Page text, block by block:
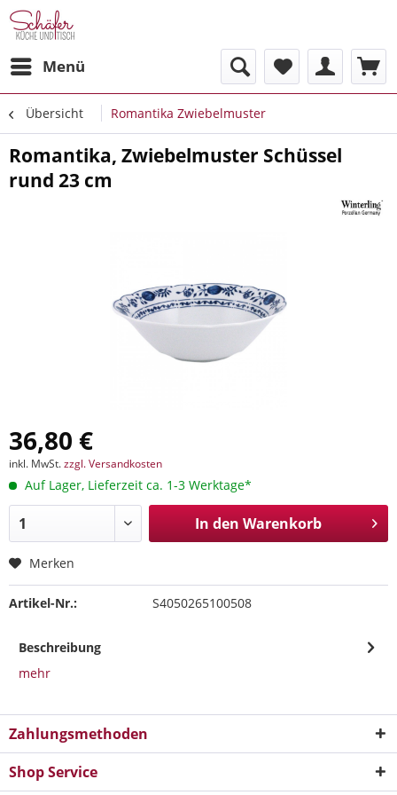
Menü
Übersicht Romantika Zwiebelmuster
Romantika, Zwiebelmuster Schüssel
rund 23 cm
36,80 €
inkl. MwSt.zzgl. Versandkosten
Auf Lager, Lieferzeit ca. 1-3 Werktage*
In den Warenkorb
Merken
Artikel-Nr.: S4050265100508
Beschreibung
mehr
Zahlungsmethoden
Shop Service